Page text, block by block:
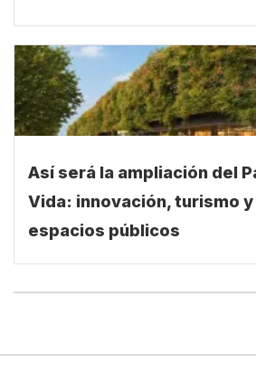
dos allanamientos
Así será la ampliación del
Vida: innovación, turismo y
espacios públicos